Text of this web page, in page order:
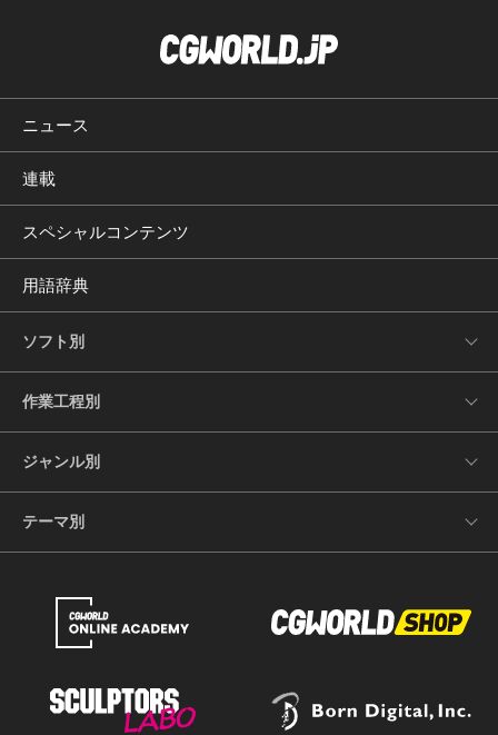
ニュース
連載
スペシャルコンテンツ
用語辞典
ソフト別
作業工程別
ジャンル別
テーマ別